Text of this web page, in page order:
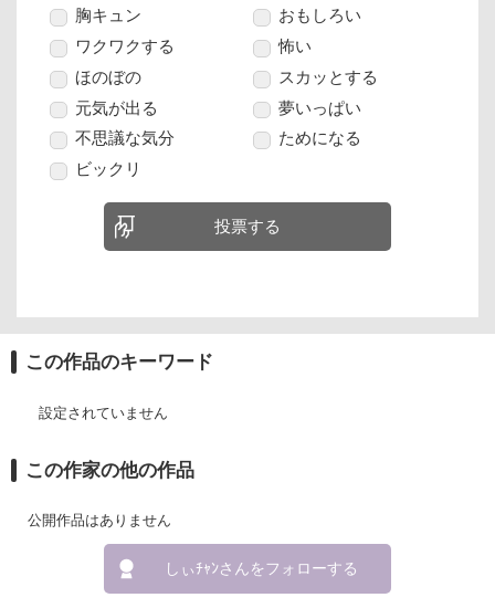
胸キュン
おもしろい
ワクワクする
怖い
ほのぼの
スカッとする
元気が出る
夢いっぱい
不思議な気分
ためになる
ビックリ
投票する
この作品のキーワード
設定されていません
この作家の他の作品
公開作品はありません
しぃﾁｬﾝさんをフォローする